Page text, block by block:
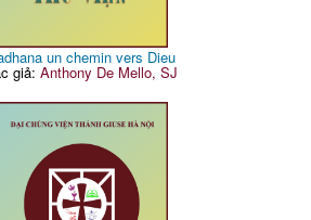
un chemin vers Dieu
giả: Anthony De Mello, SJ